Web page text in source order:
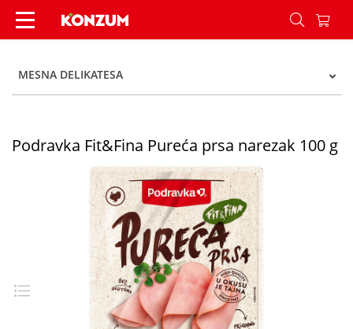
Podravka Fit&Fina Pureća prsa narezak 100 g -
MESNA DELIKATESA
Podravka Fit&Fina Pureća prsa narezak 100 g